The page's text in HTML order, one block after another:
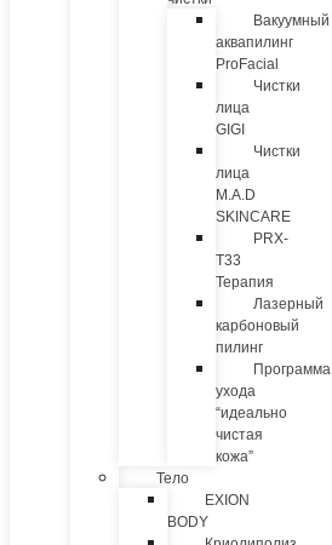
Вакуумный
аквапилинг
ProFacial
Чистки
лица
GIGI
Чистки
лица
M.A.D
SKINCARE
PRX-
T33
Терапия
Лазерный
карбоновый
пилинг
Программа
ухода
“идеально
чистая
кожа”
Тело
EXION
BODY